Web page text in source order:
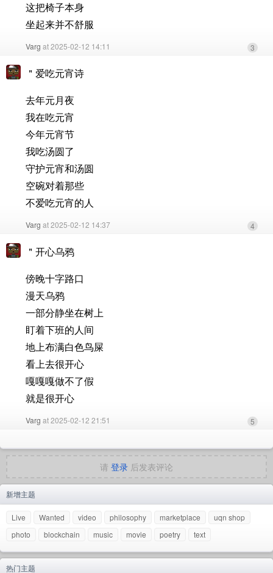
这把椅子本身
坐起来并不舒服
Varg at 2025-02-12 14:11 3
＂爱吃元宵诗
去年元月夜
我在吃元宵
今年元宵节
我吃汤圆了
守护元宵和汤圆
空碗对着那些
不爱吃元宵的人
Varg at 2025-02-12 14:37 4
＂开心乌鸦
傍晚十字路口
漫天乌鸦
一部分静坐在树上
盯着下班的人间
地上布满白色鸟屎
看上去很开心
嘎嘎嘎做不了假
就是很开心
Varg at 2025-02-12 21:51 5
请 登录 后发表评论
新增主题
Live Wanted video philosophy marketplace
uqn shop
photo
blockchain music movie poetry text
热门主题